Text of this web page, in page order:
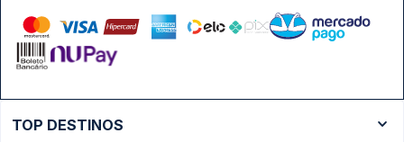
TOP DESTINOS